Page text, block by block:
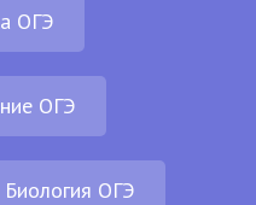
ОГЭ
ОГЭ
Биология ОГЭ